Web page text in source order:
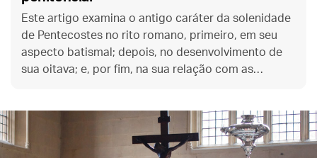
Este artigo examina o antigo caráter da solenidade
de Pentecostes no rito romano, primeiro, em seu
aspecto batismal; depois, no desenvolvimento de
sua oitava; e, por fim, na sua relação com as